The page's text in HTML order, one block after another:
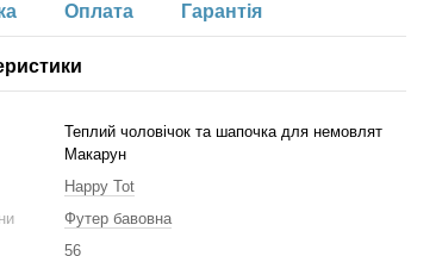
Оплата Гарантія
Теплий чоловічок та шапочка для немовлят
Макарун
Happy Tot
Футер бавовна
56